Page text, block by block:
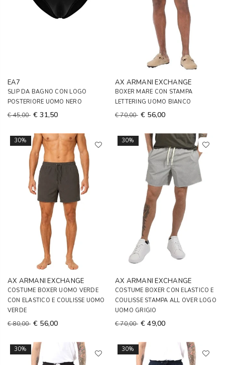
EA7
SLIP DA BAGNO CON LOGO
POSTERIORE UOMO NERO
€ 45,00 € 31,50
AX ARMANI EXCHANGE
BOXER MARE CON STAMPA
LETTERING UOMO BIANCO
€ 70,00 € 56,00
30%
AX ARMANI EXCHANGE
COSTUME BOXER UOMO VERDE
CON ELASTICO E COULISSE UOMO
VERDE
€ 80,00 € 56,00
30%
AX ARMANI EXCHANGE
COSTUME BOXER CON ELASTICO E
COULISSE STAMPA ALL OVER LOGO
UOMO GRIGIO
€ 70,00 € 49,00
30% 30%